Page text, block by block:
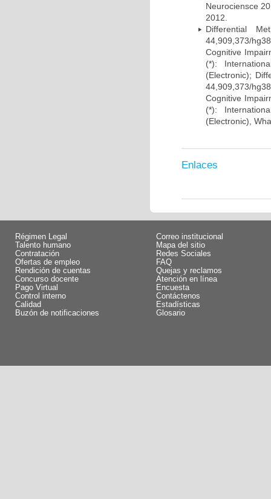
Neurociensce
2012.
Differential
44,909,373/
Cognitive
(*):
(Electronic);
44,909,373/
Cognitive
(*):
(Electronic),
Enlaces
Régimen Legal
Talento humano
Contratación
Ofertas de empleo
Rendición de cuentas
Concurso docente
Pago Virtual
Control interno
Calidad
Buzón de notificaciones
Correo institucional
Mapa del sitio
Redes Sociales
FAQ
Quejas y reclamos
Atención en línea
Encuesta
Contáctenos
Estadísticas
Glosario